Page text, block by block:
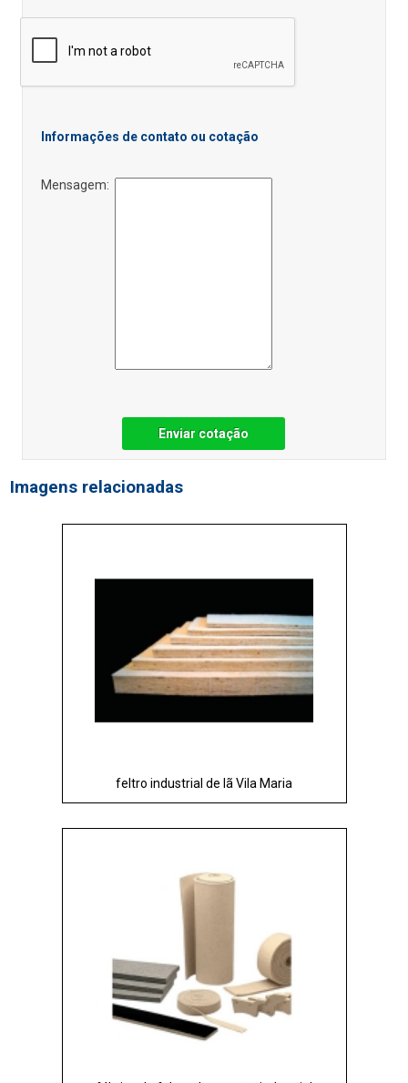
Informações de contato ou cotação
Mensagem:
Enviar cotação
Imagens relacionadas
feltro industrial de lã Vila Maria